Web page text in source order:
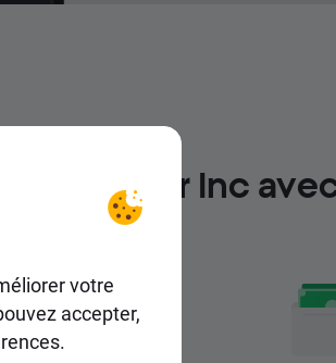
Inc
votre
accepter,